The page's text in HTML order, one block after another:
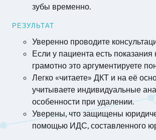
зубы временно.
РЕЗУЛЬТАТ
Уверенно проводите
Если у пациента есть показания
грамотно это аргументируете
Легко «читаете» ДКТ и на её
учитываете индивидуальные
особенности при удалении.
Уверены, что защищены
помощью ИДС, составленного